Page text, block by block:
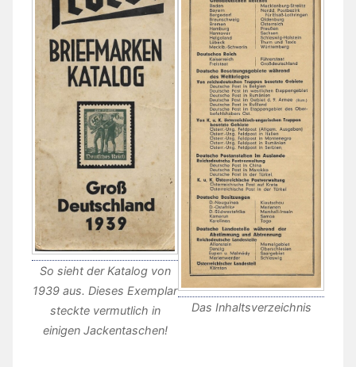
So sieht der Katalog von
1939 aus. Dieses Exemplar
steckte vermutlich in
einigen Jackentaschen!
Das Inhaltsverzeichnis